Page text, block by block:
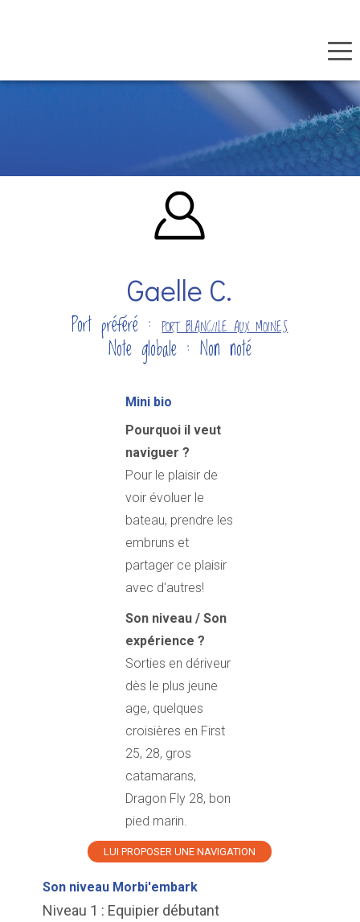
Gaelle C.
Port préféré :PORT BLANC/ILE AUX MOINES
Note globale : Non noté
Mini bio
Pourquoi il veut
naviguer ?
Pour le plaisir de
voir évoluer le
bateau, prendre les
embruns et
partager ce plaisir
avec d'autres!
Son niveau / Son
expérience ?
Sorties en dériveur
dès le plus jeune
age, quelques
croisières en First
25, 28, gros
catamarans,
Dragon Fly 28, bon
pied marin.
LUI PROPOSER UNE NAVIGATION
Son niveau Morbi'embark
Niveau 1 : Equipier débutant